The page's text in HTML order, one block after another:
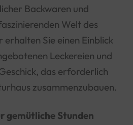
Backwaren und
Welt des
erhalten Sie einen Einblick
Leckereien und
das erforderlich
zusammenzubauen.
gemütliche Stunden